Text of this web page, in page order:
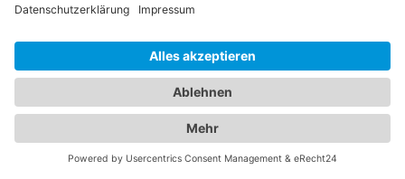
Kontakt & Hilfe
Für Unternehmen
Unternehmen hinzufügen
Impressum